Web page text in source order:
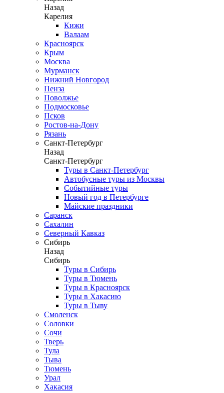
Назад
Карелия
Кижи
Валаам
Красноярск
Крым
Москва
Мурманск
Нижний Новгород
Пенза
Поволжье
Подмосковье
Псков
Ростов-на-Дону
Рязань
Санкт-Петербург
Назад
Санкт-Петербург
Туры в Санкт-Петербург
Автобусные туры из Москвы
Событийные туры
Новый год в Петербурге
Майские праздники
Саранск
Сахалин
Северный Кавказ
Сибирь
Назад
Сибирь
Туры в Сибирь
Туры в Тюмень
Туры в Красноярск
Туры в Хакасию
Туры в Тыву
Смоленск
Соловки
Сочи
Тверь
Тула
Тыва
Тюмень
Урал
Хакасия